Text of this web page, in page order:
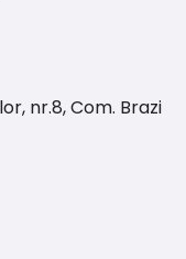
nr.8, Com. Brazi